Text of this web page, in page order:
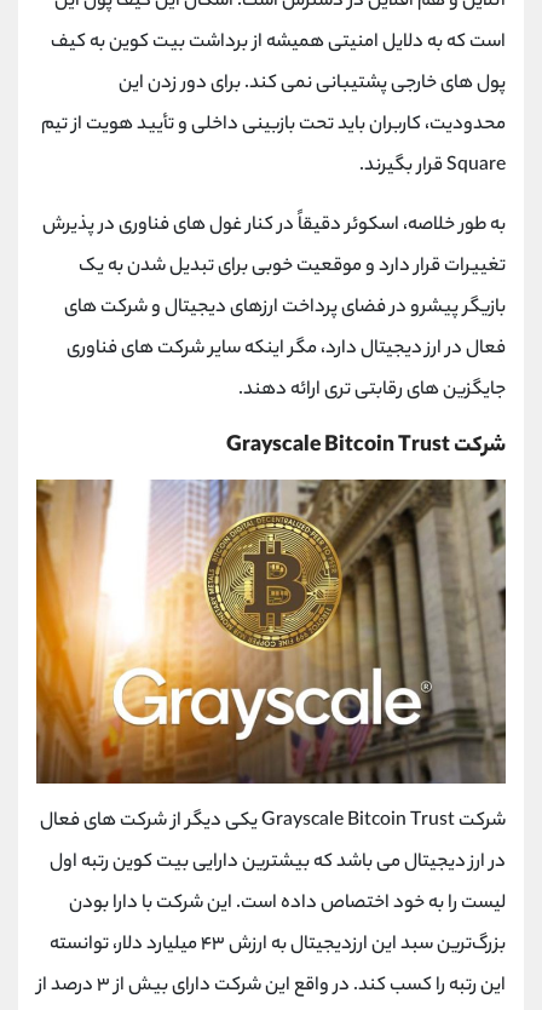
است که به دلایل امنیتی همیشه از برداشت بیت کوین به کیف
پول های خارجی پشتیبانی نمی کند. برای دور زدن این
محدودیت، کاربران باید تحت بازبینی داخلی و تأیید هویت از تیم
Squareقرار بگیرند.
به طور خلاصه، اسکوئر دقیقاً در کنار غول ‌های فناوری در پذیرش
تغییرات قرار دارد و موقعیت خوبی برای تبدیل شدن به یک
بازیگر پیشرو در فضای پرداخت ارزهای دیجیتال و شرکت های
فعال در ارز دیجیتال دارد، مگر اینکه سایر شرکت ‌های فناوری
جایگزین های رقابتی ‌تری ارائه دهند.
شرکت Grayscale Bitcoin Trust
شرکت Grayscale Bitcoin Trust یکی دیگر از شرکت های فعال
در ارز دیجیتال می باشد که بیشترین دارایی بیت کوین رتبه اول
لیست را به خود اختصاص داده است. این شرکت با دارا بودن
بزرگ‌ترین سبد این ارزدیجیتال به ارزش ۴۳ میلیارد دلار، توانسته
این رتبه را کسب کند. در واقع این شرکت دارای بیش از ۳ درصد از